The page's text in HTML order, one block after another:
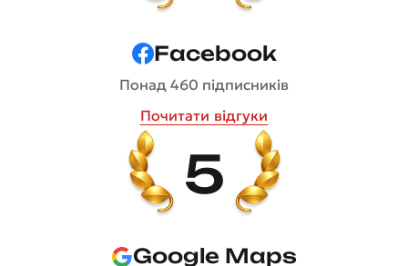
Facebook
Понад 460 підписників
Почитати відгуки
5
Google Maps